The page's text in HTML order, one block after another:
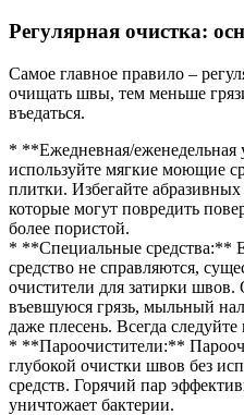
Регулярная очистка:
Самое главное правило –
очищать швы, тем меньше
въедаться.
* **Ежедневная/
используйте мягкие моющие
плитки. Избегайте
которые могут повредить
более пористой.
* **Специальные средства:**
средство не справляются,
очистители для затирки
въевшуюся грязь, мыльный
даже плесень. Всегда
* **Пароочистители:**
глубокой очистки швов без
средств. Горячий пар
уничтожает бактерии.